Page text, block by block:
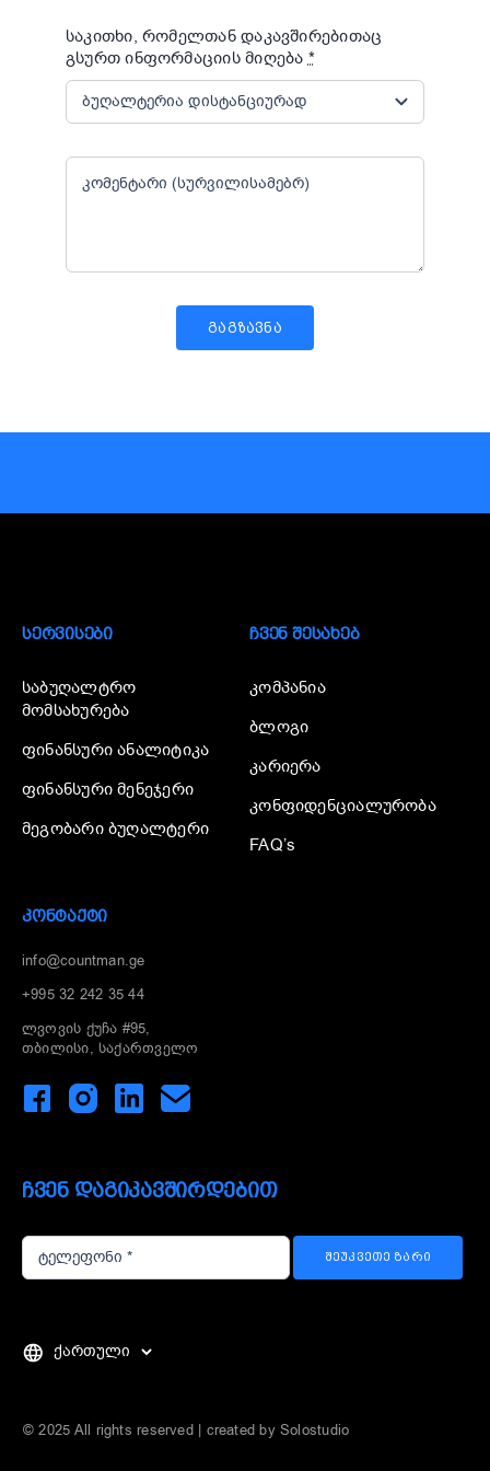
საკითხი, რომელთან დაკავშირებითაც
გსურთ ინფორმაციის მიღება*
ᲒᲐᲒᲖᲐᲕᲜᲐ
ᲡᲔᲠᲕᲘᲡᲔᲑᲘ
საბუღალტრო
მომსახურება
ფინანსური ანალიტიკა
ფინანსური მენეჯერი
მეგობარი ბუღალტერი
ᲩᲕᲔᲜ ᲨᲔᲡᲐᲮᲔᲑ
კომპანია
ბლოგი
კარიერა
კონფიდენციალურობა
FAQ’s
ᲙᲝᲜᲢᲐᲥᲢᲘ
info@countman.ge
+995 32 242 35 44
ლვოვის ქუჩა #95,
თბილისი, საქართველო
ᲩᲕᲔᲜ ᲓᲐᲒᲘᲙᲐᲕᲨᲘᲠᲓᲔᲑᲘᲗ
ᲨᲔᲣᲙᲕᲔᲗᲔ ᲖᲐᲠᲘ
Choose
a
© 2025 All rights reserved | created bySolostudio